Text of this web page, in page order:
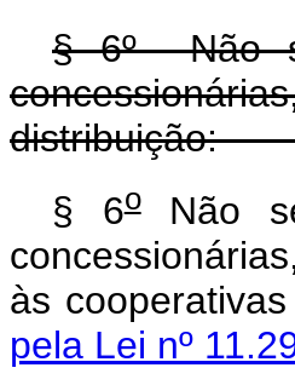
§ 6º Não
§ 6oNão
às
pela Lei nº